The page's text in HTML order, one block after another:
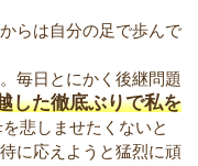
らは自分の足で歩んで
毎日とにかく後継問題
した徹底ぶりで私を
悲しませたくないと
に応えようと猛烈に頑